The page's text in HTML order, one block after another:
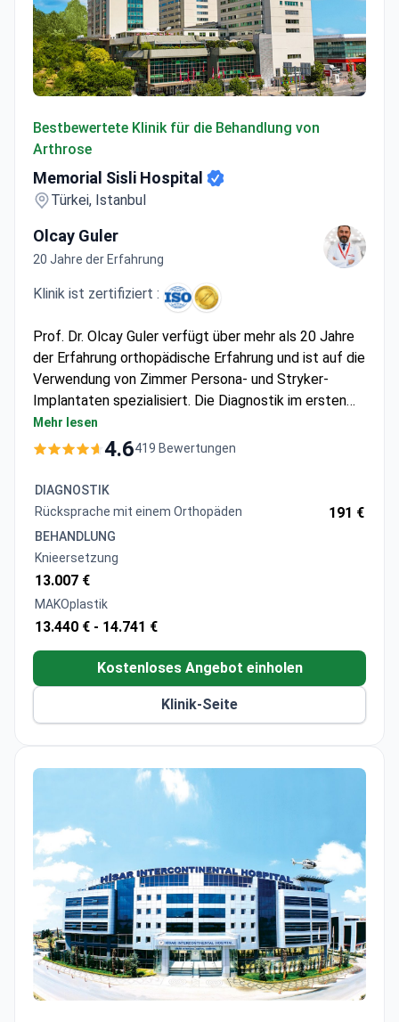
Bestbewertete Klinik für die Behandlung von
Arthrose
Memorial Sisli Hospital
Türkei, Istanbul
Olcay Guler
20 Jahre der Erfahrung
Klinik ist zertifiziert :
Prof. Dr. Olcay Guler verfügt über mehr als 20 Jahre
der Erfahrung orthopädische Erfahrung und ist auf die
Verwendung von Zimmer Persona- und Stryker-
Implantaten spezialisiert. Die Diagnostik im ersten
JCI-zertifizierten Krankenhaus der Türkei beginnt bei
220 $ für eine Beratung. Die robotergestützte Knie-
21.000 $, einschließlich eines 5-tägigen Aufenthalts
und Transfers. Alternative Behandlungen wie die
Stammzelltherapie kosten etwa 6.500–7.500 $.
Mehr lesen
4.6419 Bewertungen
DIAGNOSTIK
Rücksprache mit einem Orthopäden
191 €
BEHANDLUNG
Knieersetzung
13.007 €
MAKOplastik
13.440 € - 14.741 €
Kostenloses Angebot einholen
Klinik-Seite